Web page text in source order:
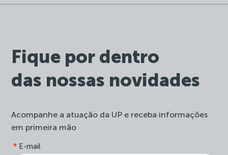
Fique por dentro
das nossas novidades
Acompanhe a atuação da UP e receba informações
em primeira mão
E-mail
*